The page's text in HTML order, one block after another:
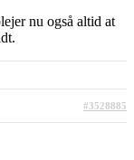
nu også altid at
#3528885